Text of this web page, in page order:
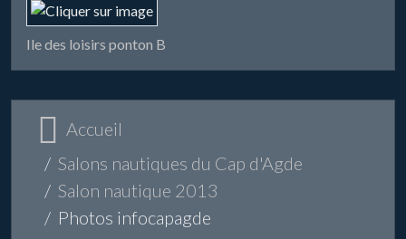
Ile des loisirs ponton B
Accueil
Salons nautiques du Cap d'Agde
Salon nautique 2013
Photos infocapagde